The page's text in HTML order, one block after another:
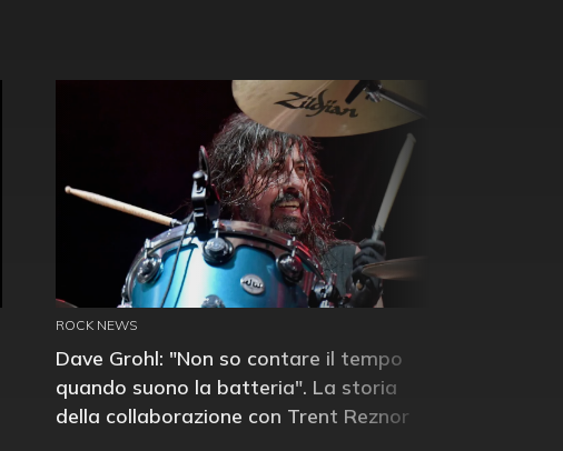
ROCK NEWS
Dave Grohl: "Non so contare il tempo
quando suono la batteria". La storia
della collaborazione con Trent Reznor